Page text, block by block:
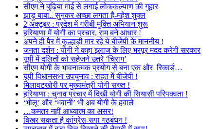
सीएम ने बुढ़िया माई से लगाई लोककल्याण की गुहार
झाड़ू बाबा.. सुनकर अच्छा लगता है-महेश शुक्ल
2 अक्टूबर : प्रदेश में गरीबी मुक्ति अभियान शुरू
हरियाणा में योगी का प्रचार, राम बने आधार !
अपने ही पैर में कुल्हाड़ी मार रहे ये बीजेपी के माननीय !
जनता दर्शन : योगी ने कहा इलाज के लिए भरपूर मदद करेगी सरकार
यूपी में दलितों को सहेजने उतरे ‘चिराग’
सीएम योगी के भावनात्मक प्रयोग से बना एक और रिकार्ड…
यूपी विधानसभा उपचुनाव : राहत में बीजेपी !
मिलावटखोरी पर मुख्यमंत्री योगी सख्त !
हरियाणा : चुनाव प्रचार में दिखी योगी की सियासी परिपक्वता !
‘भोलू’ और ‘भवानी’ भी अब योगी के हवाले
…कमतर नहीं आध्यात्म का असर!
बिखर सकता है कांग्रेस-सपा गठबंधन !